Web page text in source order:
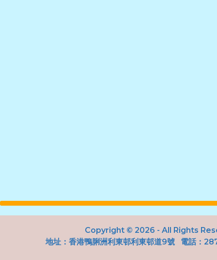
Copyright © 2026 - All Rights
地址： 香港鴨脷洲利東邨利東邨道9號 電話：